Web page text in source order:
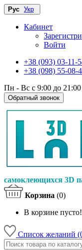
Рус Укр
Кабинет
Войти
+38 (093) 03-11-
+38 (098) 55-08-
Пн - Вс с 9:00 до 21:00
Обратный звонок
самоклеющихся 3D
Корзина (0)
В корзине пусто!
Список желаний